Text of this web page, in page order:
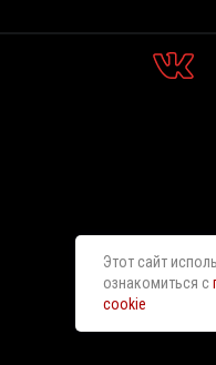
Этот сайт
ознакомиться с
cookie